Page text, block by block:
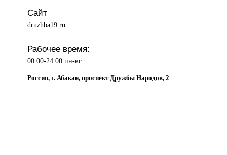
Сайт
druzhba19.ru
Рабочее время:
00:00-24:00 пн-вс
Россия, г. Абакан, проспект Дружбы Народов, 2